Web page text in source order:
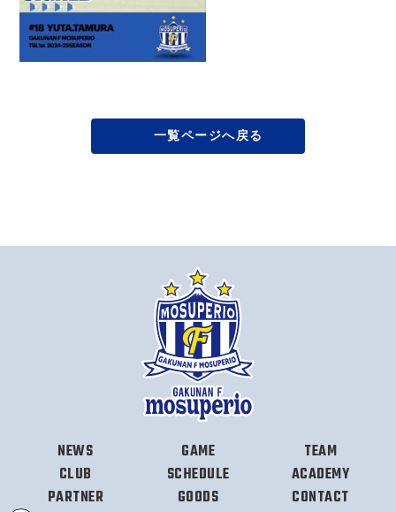
一覧ページへ戻る
NEWS GAME
TEAM
CLUB
SCHEDULE
ACADEMY
PARTNER
GOODS CONTACT